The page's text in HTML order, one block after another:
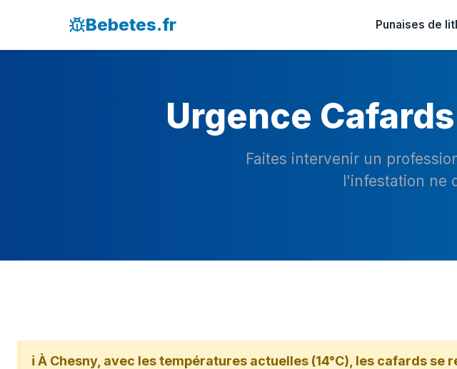
Bebetes.fr Punaises de lit
Urgence
Faites intervenir un
l'infestation ne
ℹ️ À Chesny, avec les températures actuelles (14°C), les cafards se